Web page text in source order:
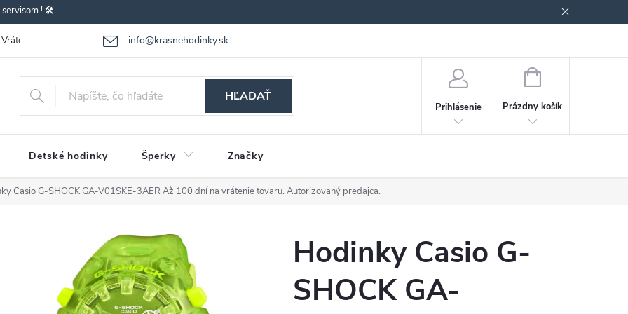
servisom ! 🛠️
info@krasnehodinky.sk
Vrátenie-výmena tovaru Reklamácia tovaru Obchodné podmienky
HĽADAŤ
Prihlásenie
NÁKUPNÝ
Prázdny košík
Detské hodinky Šperky Značky
Casio G-SHOCK GA-V01SKE-3AER Až 100 dní na vrátenie tovaru. Autorizovaný predajca.
Hodinky Casio G-
SHOCK GA-